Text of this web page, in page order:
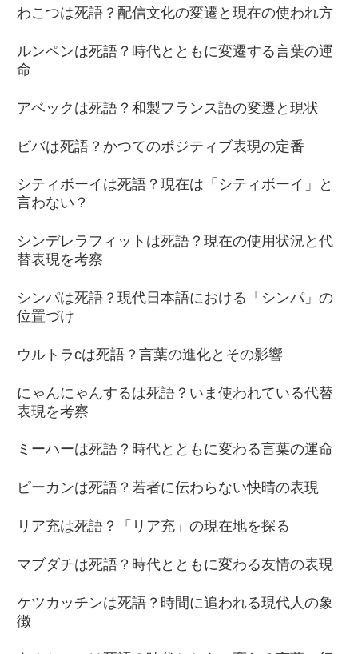
わこつは死語？配信文化の変遷と現在の使われ方
ルンペンは死語？時代とともに変遷する言葉の運
命
アベックは死語？和製フランス語の変遷と現状
ビバは死語？かつてのポジティブ表現の定番
シティボーイは死語？現在は「シティボーイ」と
言わない？
シンデレラフィットは死語？現在の使用状況と代
替表現を考察
シンパは死語？現代日本語における「シンパ」の
位置づけ
ウルトラcは死語？言葉の進化とその影響
にゃんにゃんするは死語？いま使われている代替
表現を考察
ミーハーは死語？時代とともに変わる言葉の運命
ピーカンは死語？若者に伝わらない快晴の表現
リア充は死語？「リア充」の現在地を探る
マブダチは死語？時代とともに変わる友情の表現
ケツカッチンは死語？時間に追われる現代人の象
徴